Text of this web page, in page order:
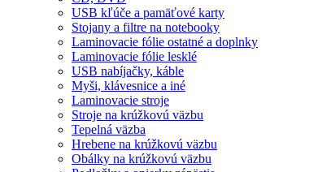
USB kľúče a pamäťové karty
Stojany a filtre na notebooky
Laminovacie fólie ostatné a doplnky
Laminovacie fólie lesklé
USB nabíjačky, káble
Myši, klávesnice a iné
Laminovacie stroje
Stroje na krúžkovú väzbu
Tepelná väzba
Hrebene na krúžkovú väzbu
Obálky na krúžkovú väzbu